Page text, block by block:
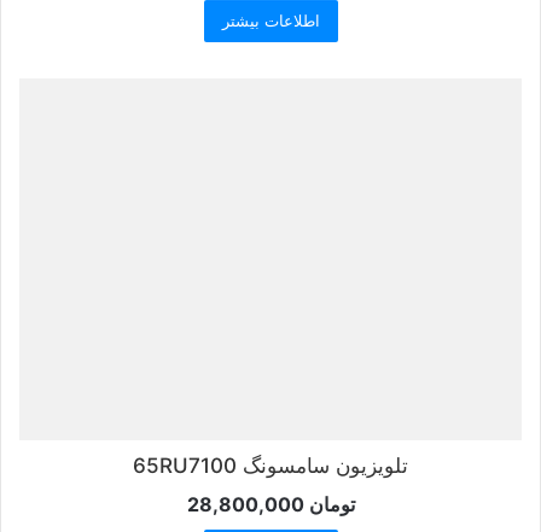
اطلاعات بیشتر
تلویزیون سامسونگ 65RU7100
تومان 28,800,000